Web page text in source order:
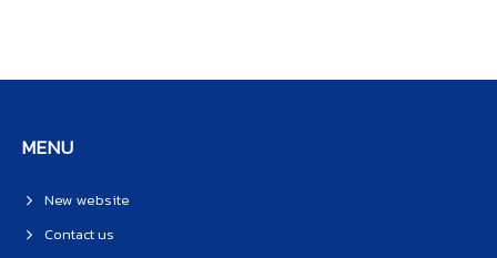
MENU
New website
Contact us